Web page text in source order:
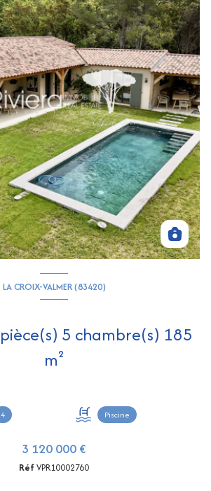
LA CROIX-VALMER (83420)
m²
4 Piscine
3 120 000 €
RéfVPR10002760